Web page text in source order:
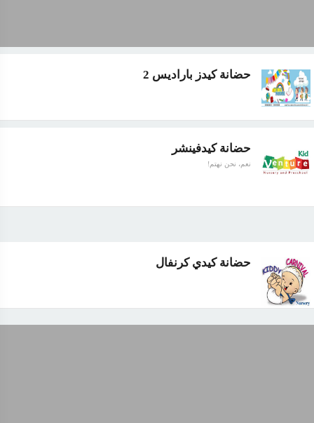
حضانة كيدز باراديس 2
حضانة كيدفينشر
نعم، نحن نهتم!
حضانة كيدي كرنفال